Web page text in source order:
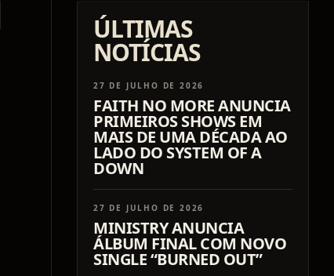
ÚLTIMAS
NOTÍCIAS
27 DE JULHO DE 2026
FAITH NO MORE ANUNCIA
PRIMEIROS SHOWS EM
MAIS DE UMA DÉCADA AO
LADO DO SYSTEM OF A
DOWN
27 DE JULHO DE 2026
MINISTRY ANUNCIA
ÁLBUM FINAL COM NOVO
SINGLE “BURNED OUT”